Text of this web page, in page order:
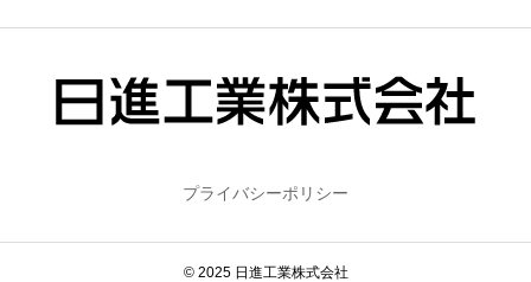
プライバシーポリシー
© 2025 日進工業株式会社